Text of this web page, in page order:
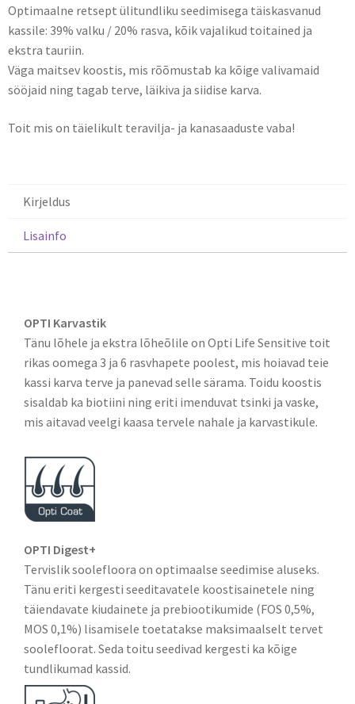
Optimaalne retsept ülitundliku seedimisega täiskasvanud
kassile: 39% valku / 20% rasva, kõik vajalikud toitained ja
ekstra tauriin.
Väga maitsev koostis, mis rõõmustab ka kõige valivamaid
sööjaid ning tagab terve, läikiva ja siidise karva.
Toit mis on täielikult teravilja- ja kanasaaduste vaba!
Kirjeldus
Lisainfo
OPTI Karvastik
Tänu lõhele ja ekstra lõheõlile on Opti Life Sensitive toit
rikas oomega 3 ja 6 rasvhapete poolest, mis hoiavad teie
kassi karva terve ja panevad selle särama. Toidu koostis
sisaldab ka biotiini ning eriti imenduvat tsinki ja vaske,
mis aitavad veelgi kaasa tervele nahale ja karvastikule.
OPTI Digest+
Tervislik soolefloora on optimaalse seedimise aluseks.
Tänu eriti kergesti seeditavatele koostisainetele ning
täiendavate kiudainete ja prebiootikumide (FOS 0,5%,
MOS 0,1%) lisamisele toetatakse maksimaalselt tervet
soolefloorat. Seda toitu seedivad kergesti ka kõige
tundlikumad kassid.